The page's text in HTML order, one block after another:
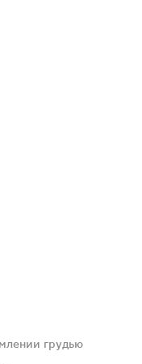
разрезе
Механизм
в т.ч. с
не менее 4
грудью